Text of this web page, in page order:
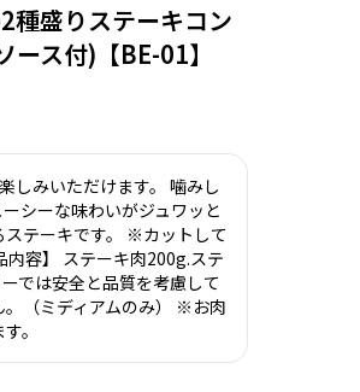
種盛りステーキコン
ス付)【BE-01】
しみいただけます。 噛みし
シーな味わいがジュワッと
テーキです。 ※カットして
内容】 ステーキ肉200g.ステ
では安全と品質を考慮して
（ミディアムのみ） ※お肉
。